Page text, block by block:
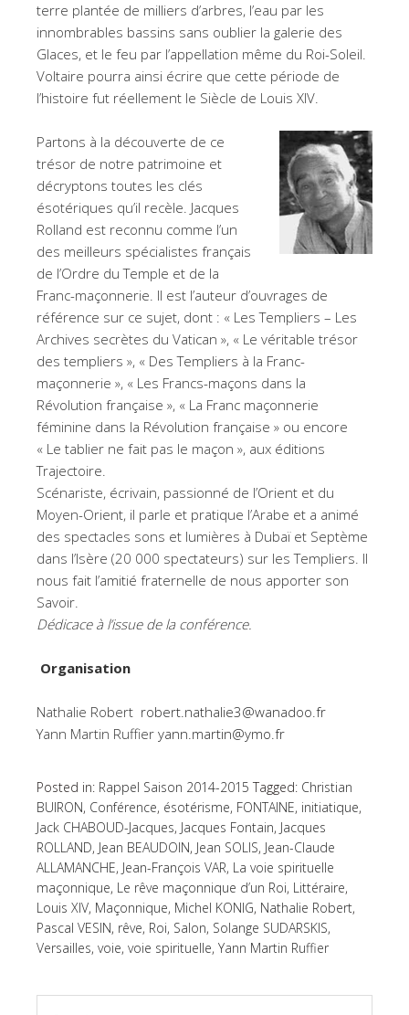
terre plantée de milliers d’arbres, l’eau par les
innombrables bassins sans oublier la galerie des
Glaces, et le feu par l’appellation même du Roi-Soleil.
Voltaire pourra ainsi écrire que cette période de
l’histoire fut réellement le Siècle de Louis XIV.
Partons à la découverte de ce
trésor de notre patrimoine et
décryptons toutes les clés
ésotériques qu’il recèle. Jacques
Rolland est reconnu comme l’un
des meilleurs spécialistes français
de l’Ordre du Temple et de la
Franc-maçonnerie. Il est l’auteur d’ouvrages de
référence sur ce sujet, dont : « Les Templiers – Les
Archives secrètes du Vatican », « Le véritable trésor
des templiers », « Des Templiers à la Franc-
maçonnerie », « Les Francs-maçons dans la
Révolution française », « La Franc maçonnerie
féminine dans la Révolution française » ou encore
« Le tablier ne fait pas le maçon », aux éditions
Trajectoire.
Scénariste, écrivain, passionné de l’Orient et du
Moyen-Orient, il parle et pratique l’Arabe et a animé
des spectacles sons et lumières à Dubaï et Septème
dans l’Isère (20 000 spectateurs) sur les Templiers. Il
nous fait l’amitié fraternelle de nous apporter son
Savoir.
Dédicace à l’issue de la conférence.
Organisation
Nathalie Robert robert.nathalie3@wanadoo.fr
Yann Martin Ruffier yann.martin@ymo.fr
Posted in: Rappel Saison 2014-2015 Tagged: Christian
BUIRON, Conférence, ésotérisme, FONTAINE, initiatique,
Jack CHABOUD-Jacques, Jacques Fontain, Jacques
ROLLAND, Jean BEAUDOIN, Jean SOLIS, Jean-Claude
ALLAMANCHE, Jean-François VAR, La voie spirituelle
maçonnique, Le rêve maçonnique d’un Roi, Littéraire,
Louis XIV, Maçonnique, Michel KONIG, Nathalie Robert,
Pascal VESIN, rêve, Roi, Salon, Solange SUDARSKIS,
Versailles, voie, voie spirituelle, Yann Martin Ruffier